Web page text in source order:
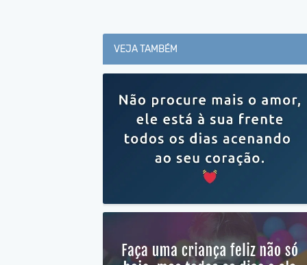
VEJA TAMBÉM